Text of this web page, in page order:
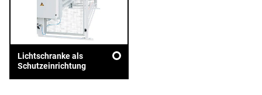
Lichtschranke als
Schutzeinrichtung